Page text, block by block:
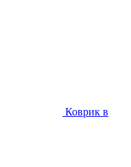
Коврик в